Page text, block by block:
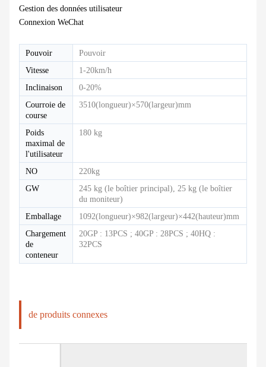
Gestion des données utilisateur
Connexion WeChat
Pouvoir
Pouvoir
Vitesse
1-20km/h
Inclinaison
0-20%
Courroie de
course
3510(longueur)×570(largeur)mm
Poids
maximal de
l'utilisateur
180 kg
NO
220kg
GW
245 kg (le boîtier principal), 25 kg (le boîtier
du moniteur)
Emballage
1092(longueur)×982(largeur)×442(hauteur)mm
Chargement
de
conteneur
20GP : 13PCS ; 40GP : 28PCS ; 40HQ :
32PCS
de produits connexes